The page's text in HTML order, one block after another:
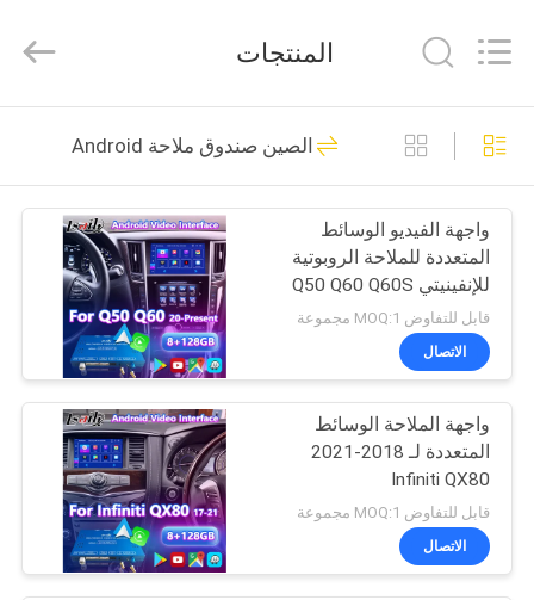
منزل،
بيت
منتجات
أشرطة
فيديو
معلومات
جولة
Electron
Co.,Ltd.
Reserved.
صندوق ملاحة السيارة
70
صندوق ملاحة
Android
56
المنتجات
الصين صندوق ملاحة Android
واجهة الفيديو الوسائط
المتعددة للملاحة الروبوتية
للإنفينيتي Q50 Q60 Q60S
Q50S
قابل للتفاوض MOQ:1 مجموعة
الاتصال
واجهة الملاحة الوسائط
المتعددة لـ 2018-2021
Infiniti QX80
قابل للتفاوض MOQ:1 مجموعة
الاتصال